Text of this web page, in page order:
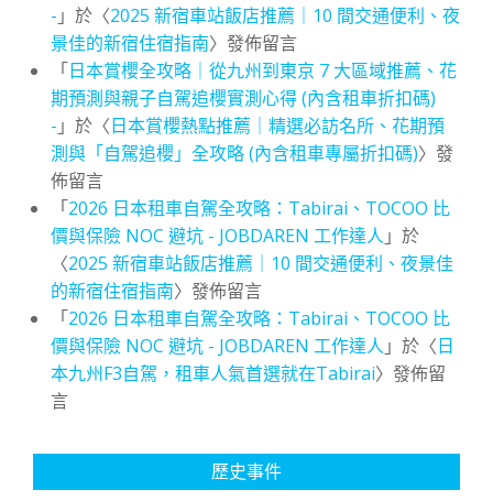
- 」於〈2025 新宿車站飯店推薦｜10 間交通便利、夜
景佳的新宿住宿指南〉發佈留言
「日本賞櫻全攻略｜從九州到東京 7 大區域推薦、花
期預測與親子自駕追櫻實測心得 (內含租車折扣碼)
- 」於〈日本賞櫻熱點推薦｜精選必訪名所、花期預
測與「自駕追櫻」全攻略 (內含租車專屬折扣碼)〉發
佈留言
「2026 日本租車自駕全攻略：Tabirai、TOCOO 比
價與保險 NOC 避坑 - JOBDAREN 工作達人 」於
〈2025 新宿車站飯店推薦｜10 間交通便利、夜景佳
的新宿住宿指南〉發佈留言
「2026 日本租車自駕全攻略：Tabirai、TOCOO 比
價與保險 NOC 避坑 - JOBDAREN 工作達人 」於〈日
本九州F3自駕，租車人氣首選就在Tabirai〉發佈留
言
歷史事件